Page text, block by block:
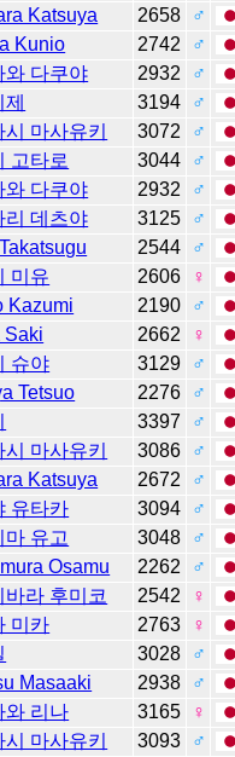
Katsuya 2658
♂
Kunio 2742
♂
와 다쿠야 2932
♂
3194
♂
마사유키 3072
♂
고타로 3044
♂
와 다쿠야 2932
♂
리 데츠야 3125
♂
2544
♂
미유 2606
♀
Kazumi 2190
♂
Saki 2662
♀
슈야 3129
♂
Tetsuo 2276
♂
3397
♂
마사유키 3086
♂
Katsuya 2672
♂
유타카 3094
♂
마 유고 3048
♂
Osamu 2262
♂
바라 후미코 2542
♀
미카 2763
♀
3028
♂
Masaaki 2938
♂
와 리나 3165
♀
마사유키 3093
♂